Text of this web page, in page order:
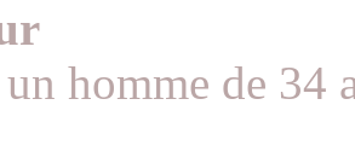
un homme de